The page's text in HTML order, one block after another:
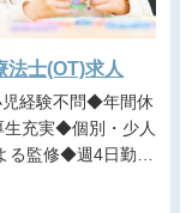
法士(OT)求人
充実◆個別・少人
る監修◆週4日勤務